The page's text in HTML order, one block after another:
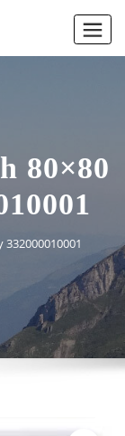
80×80
332000010001